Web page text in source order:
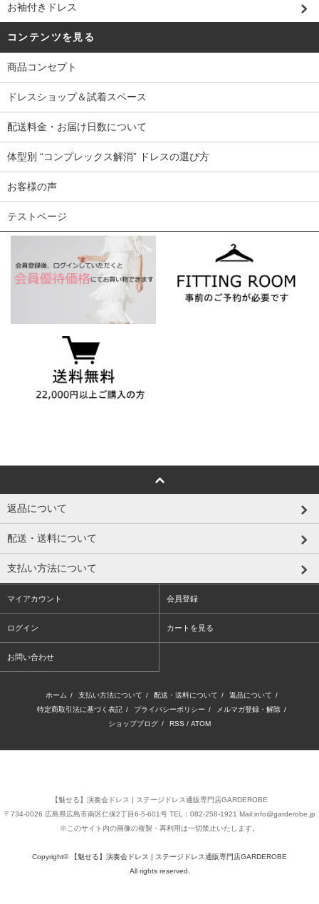
お袖付きドレス
コンテンツを見る
商品コンセプト
ドレスショップ＆試着スペース
配送料金・お届け日数について
体型別 “コンプレックス解消” ドレスの選び方
お客様の声
テストページ
返品について
配送・送料について
支払い方法について
マイアカウント 会員登録
ログイン カートを見る
お問い合わせ
ホーム / 支払い方法について / 配送・送料について / 返品について /
特定商取引法に基づく表記 / プライバシーポリシー / メルマガ登録・解除 /
ショップブログ / RSS / ATOM
【魅せる】演奏会ドレス | ステージドレス通販専門店GARDEROBE
〒734-0026 広島県広島市南区仁保2丁目6-5-601号 TEL：082-258-1921 Mail:info@garderobe.jp
※このサイト内の画像の複製・再利用は一切禁止いたします。
Copyright© 【魅せる】演奏会ドレス | ステージドレス通販専門店GARDEROBE
All rights reserved.